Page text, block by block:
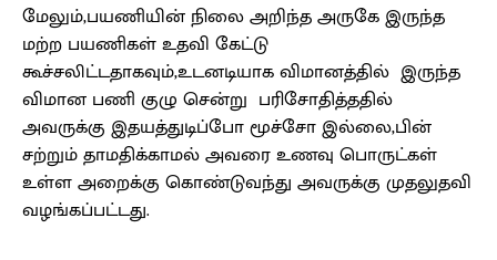
மேலும்,பயணியின் நிலை அறிந்த அருகே இருந்த
மற்ற பயணிகள் உதவி கேட்டு
கூச்சலிட்டதாகவும்,உடனடியாக விமானத்தில் இருந்த
விமான பணி குழு சென்று பரிசோதித்ததில்
அவருக்கு இதயத்துடிப்போ மூச்சோ இல்லை,பின்
சற்றும் தாமதிக்காமல் அவரை உணவு பொருட்கள்
உள்ள அறைக்கு கொண்டுவந்து அவருக்கு முதலுதவி
வழங்கப்பட்டது.